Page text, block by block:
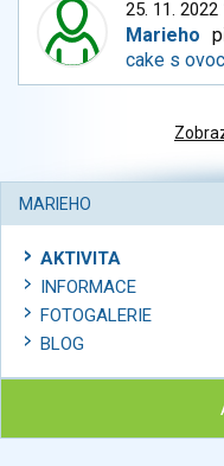
25. 11. 2022
Marieho
cake s
MARIEHO
AKTIVITA
INFORMACE
FOTOGALERIE
BLOG